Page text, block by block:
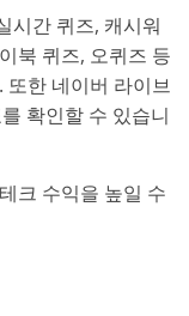
시간 퀴즈, 캐시워
북 퀴즈, 오퀴즈 등
또한 네이버 라이브
확인할 수 있습니
크 수익을 높일 수